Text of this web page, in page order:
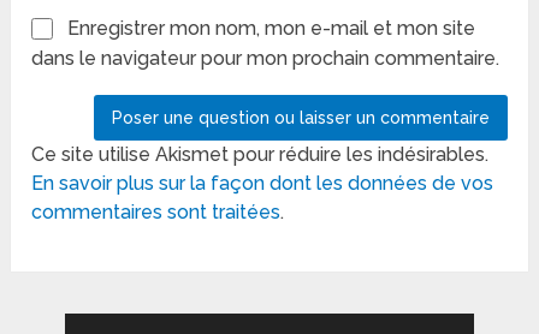
Enregistrer mon nom, mon e-mail et mon site
dans le navigateur pour mon prochain commentaire.
Ce site utilise Akismet pour réduire les indésirables.
En savoir plus sur la façon dont les données de vos
commentaires sont traitées.